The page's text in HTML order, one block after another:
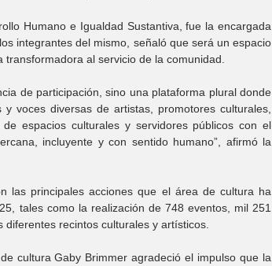
Humano e Igualdad Sustantiva, fue la encargada
integrantes del mismo, señaló que será un espacio
al servicio de la comunidad.
de participación, sino una plataforma plural donde
voces diversas de artistas, promotores culturales,
de espacios culturales y servidores públicos con el
incluyente y con sentido humano”, afirmó la
las principales acciones que el área de cultura ha
tales como la realización de 748 eventos, mil 251
recintos culturales y artísticos.
cultura Gaby Brimmer agradeció el impulso que la